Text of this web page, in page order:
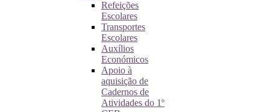
Refeições
Escolares
Transportes
Escolares
Auxílios
Económicos
Apoio à
aquisição de
Cadernos de
Atividades do 1º